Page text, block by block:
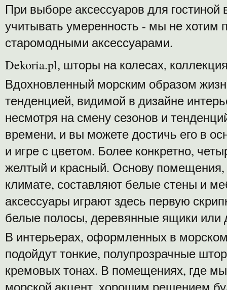
При выборе аксессуаров для
учитывать умеренность - мы не хотим
старомодными аксессуарами.
Dekoria.pl, шторы на колесах,
Вдохновленный морским образом
тенденцией, видимой в дизайне
несмотря на смену сезонов и
времени, и вы можете достичь его в
и игре с цветом. Более конкретно,
желтый и красный. Основу помещения,
климате, составляют белые стены и
аксессуары играют здесь первую
белые полосы, деревянные ящики или
В интерьерах, оформленных в
подойдут тонкие, полупрозрачные
кремовых тонах. В помещениях, где